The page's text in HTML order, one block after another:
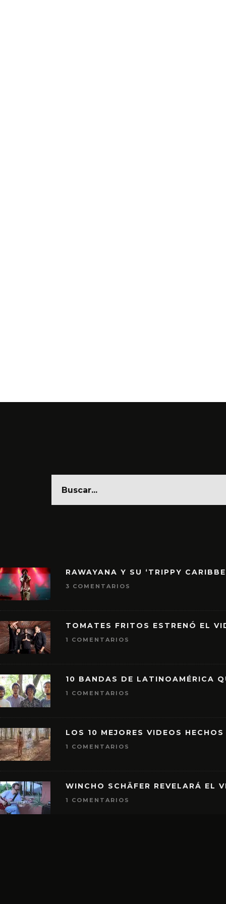
RAWAYANA Y SU ‘TRIPPY
3 COMENTARIOS
TOMATES FRITOS ESTRENÓ EL
1 COMENTARIOS
10 BANDAS DE LATINOAMÉRICA
1 COMENTARIOS
LOS 10 MEJORES VIDEOS
1 COMENTARIOS
WINCHO SCHÄFER REVELARÁ EL
1 COMENTARIOS